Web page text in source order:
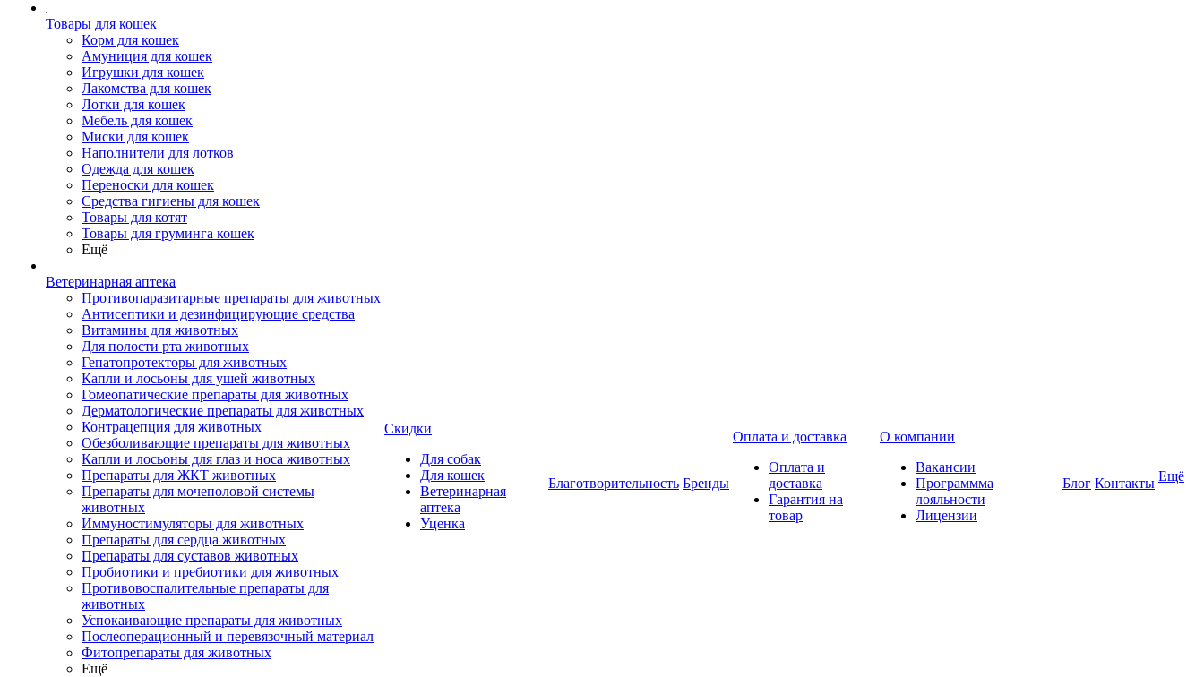
Товары для кошек
Корм для кошек
Амуниция для кошек
Игрушки для кошек
Лакомства для кошек
Лотки для кошек
Мебель для кошек
Миски для кошек
Наполнители для лотков
Одежда для кошек
Переноски для кошек
Средства гигиены для кошек
Товары для котят
Товары для груминга кошек
Ещё
Ветеринарная аптека
Противопаразитарные препараты для животных
Антисептики и дезинфицирующие средства
Витамины для животных
Для полости рта животных
Гепатопротекторы для животных
Капли и лосьоны для ушей животных
Гомеопатические препараты для животных
Дерматологические препараты для животных
Контрацепция для животных
Обезболивающие препараты для животных
Капли и лосьоны для глаз и носа животных
Препараты для ЖКТ животных
Препараты для мочеполовой системы
животных
Иммуностимуляторы для животных
Препараты для сердца животных
Препараты для суставов животных
Пробиотики и пребиотики для животных
Противовоспалительные препараты для
животных
Успокаивающие препараты для животных
Послеоперационный и перевязочный материал
Фитопрепараты для животных
Ещё
Скидки
Для собак
Для кошек
Ветеринарная
аптека
Уценка
Благотворительность Бренды
Оплата и доставка
Оплата и
доставка
Гарантия на
товар
О компании
Вакансии
Программма
лояльности
Лицензии
Блог Контакты Ещё